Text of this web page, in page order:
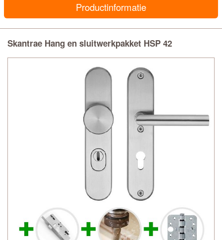
Productinformatie
Skantrae Hang en sluitwerkpakket HSP 42